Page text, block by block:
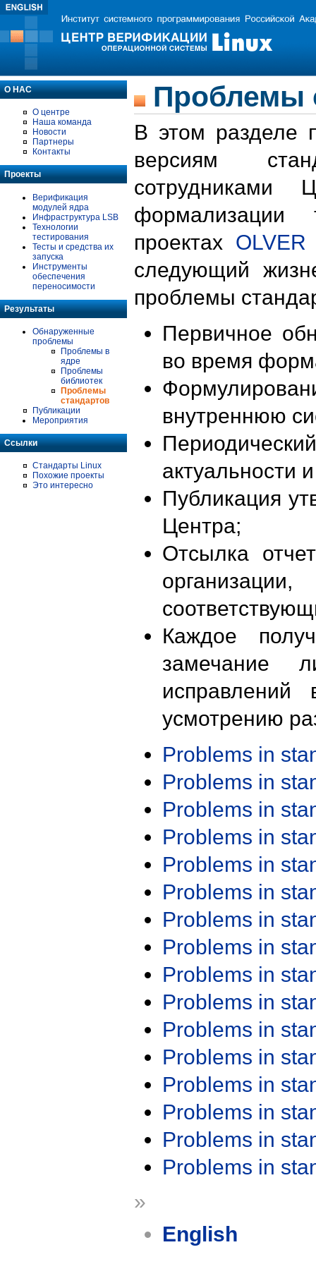
О НАС
О центре
Наша команда
Новости
Партнеры
Контакты
Проекты
Верификация
модулей ядра
Инфраструктура LSB
Технологии
тестирования
Тесты и средства их
запуска
Инструменты
обеспечения
переносимости
Результаты
Обнаруженные
проблемы
Проблемы в
ядре
Проблемы
библиотек
Проблемы
стандартов
Публикации
Мероприятия
Ссылки
Стандарты Linux
Похожие проекты
Это интересно
Проблемы
В этом разделе
версиям
формализации
проектах OLVER
следующий
проблемы
Первичное
во время
внутреннюю
актуальности
Публикация
Центра;
Отсылка
Каждое
замечание
исправлений
усмотрению
Problems in
Problems in
Problems in
Problems in
Problems in
Problems in
Problems in
Problems in
Problems in
Problems in
Problems in
Problems in
Problems in
Problems in
Problems in
Problems in
»
English